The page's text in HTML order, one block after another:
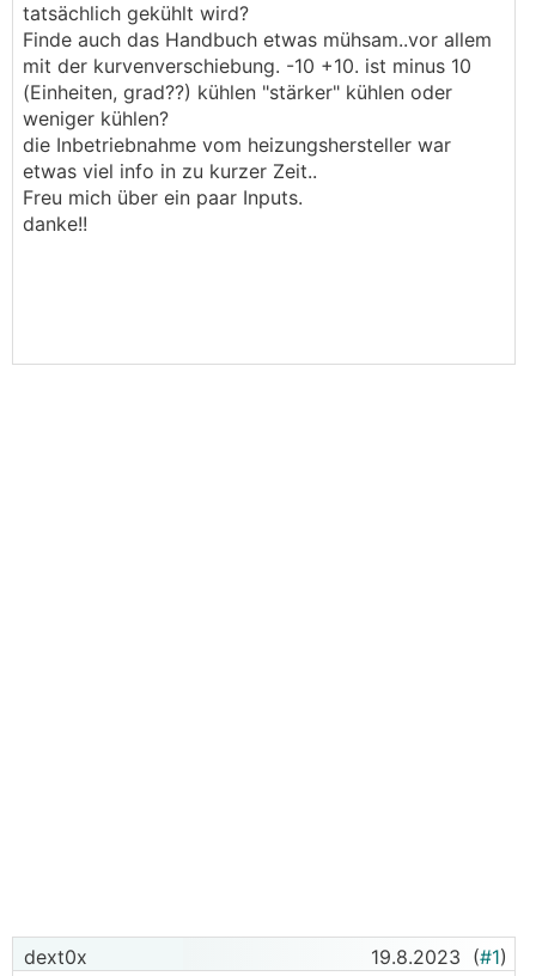
tatsächlich gekühlt wird?
Finde auch das Handbuch etwas mühsam..vor allem
mit der kurvenverschiebung. -10 +10. ist minus 10
(Einheiten, grad??) kühlen "stärker" kühlen oder
weniger kühlen?
die Inbetriebnahme vom heizungshersteller war
etwas viel info in zu kurzer Zeit..
Freu mich über ein paar Inputs.
danke!!
dext0x 19.8.2023 (#1)